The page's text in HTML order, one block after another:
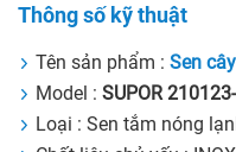
Thông số kỹ thuật
Tên sản phẩm : Sen
Model : SUPOR
Loại : Sen tắm nóng